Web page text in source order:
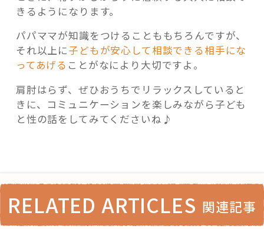
きるようになります。
パパママが知識をつけることももちろんですが、
それ以上に子どもが安心して相談できる相手にな
ってあげる ことがなにより大切ですよ。
肩肘はらず、ぜひおうちでリラックスしていると
きに、コミュニケーションを楽しみながら子ども
と性の話をしてみてくださいね♪
RELATED ARTICLES 関連記事